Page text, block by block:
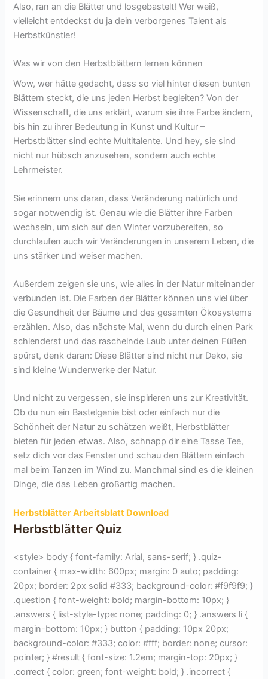
Also, ran an die Blätter und losgebastelt! Wer weiß,
vielleicht entdeckst du ja dein verborgenes Talent als
Herbstkünstler!
Was wir von den Herbstblättern lernen können
Wow, wer hätte gedacht, dass so viel hinter diesen bunten
Blättern steckt, die uns jeden Herbst begleiten? Von der
Wissenschaft, die uns erklärt, warum sie ihre Farbe ändern,
bis hin zu ihrer Bedeutung in Kunst und Kultur –
Herbstblätter sind echte Multitalente. Und hey, sie sind
nicht nur hübsch anzusehen, sondern auch echte
Lehrmeister.
Sie erinnern uns daran, dass Veränderung natürlich und
sogar notwendig ist. Genau wie die Blätter ihre Farben
wechseln, um sich auf den Winter vorzubereiten, so
durchlaufen auch wir Veränderungen in unserem Leben, die
uns stärker und weiser machen.
Außerdem zeigen sie uns, wie alles in der Natur miteinander
verbunden ist. Die Farben der Blätter können uns viel über
die Gesundheit der Bäume und des gesamten Ökosystems
erzählen. Also, das nächste Mal, wenn du durch einen Park
schlenderst und das raschelnde Laub unter deinen Füßen
spürst, denk daran: Diese Blätter sind nicht nur Deko, sie
sind kleine Wunderwerke der Natur.
Und nicht zu vergessen, sie inspirieren uns zur Kreativität.
Ob du nun ein Bastelgenie bist oder einfach nur die
Schönheit der Natur zu schätzen weißt, Herbstblätter
bieten für jeden etwas. Also, schnapp dir eine Tasse Tee,
setz dich vor das Fenster und schau den Blättern einfach
mal beim Tanzen im Wind zu. Manchmal sind es die kleinen
Dinge, die das Leben großartig machen.
Herbstblätter Arbeitsblatt Download
Herbstblätter Quiz
<style> body { font-family: Arial, sans-serif; } .quiz-
container { max-width: 600px; margin: 0 auto; padding:
20px; border: 2px solid #333; background-color: #f9f9f9; }
.question { font-weight: bold; margin-bottom: 10px; }
.answers { list-style-type: none; padding: 0; } .answers li {
margin-bottom: 10px; } button { padding: 10px 20px;
background-color: #333; color: #fff; border: none; cursor:
pointer; } #result { font-size: 1.2em; margin-top: 20px; }
.correct { color: green; font-weight: bold; } .incorrect {